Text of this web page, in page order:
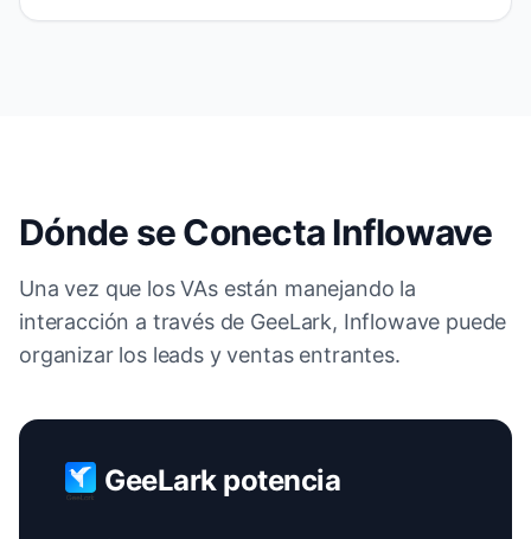
Dónde se Conecta Inflowave
Una vez que los VAs están manejando la
interacción a través de GeeLark, Inflowave puede
organizar los leads y ventas entrantes.
GeeLark potencia